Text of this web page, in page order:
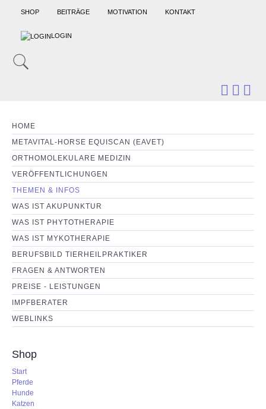
SHOP BEITRÄGE MOTIVATION KONTAKT
LOGIN
HOME
METAVITAL-HORSE EQUISCAN (EAVET)
ORTHOMOLEKULARE MEDIZIN
VERÖFFENTLICHUNGEN
THEMEN & INFOS
WAS IST AKUPUNKTUR
WAS IST PHYTOTHERAPIE
WAS IST MYKOTHERAPIE
BERUFSBILD TIERHEILPRAKTIKER
FRAGEN & ANTWORTEN
PREISE - LEISTUNGEN
IMPFBERATER
WEBLINKS
Shop
Start
Pferde
Hunde
Katzen